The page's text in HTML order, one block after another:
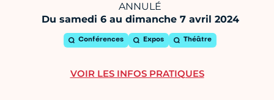
ANNULÉ
Du samedi 6 au dimanche 7 avril 2024
Conférences Expos Théâtre
VOIR LES INFOS PRATIQUES